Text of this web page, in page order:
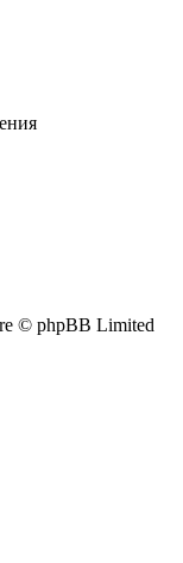
© phpBB Limited